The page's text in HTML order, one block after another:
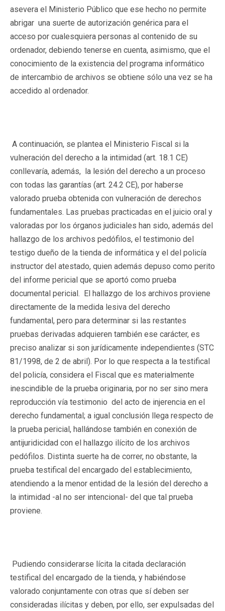
asevera el Ministerio Público que ese hecho no permite
abrigar una suerte de autorización genérica para el
acceso por cualesquiera personas al contenido de su
ordenador, debiendo tenerse en cuenta, asimismo, que el
conocimiento de la existencia del programa informático
de intercambio de archivos se obtiene sólo una vez se ha
accedido al ordenador.
A continuación, se plantea el Ministerio Fiscal si la
vulneración del derecho a la intimidad (art. 18.1 CE)
conllevaría, además, la lesión del derecho a un proceso
con todas las garantías (art. 24.2 CE), por haberse
valorado prueba obtenida con vulneración de derechos
fundamentales. Las pruebas practicadas en el juicio oral y
valoradas por los órganos judiciales han sido, además del
hallazgo de los archivos pedófilos, el testimonio del
testigo dueño de la tienda de informática y el del policía
instructor del atestado, quien además depuso como perito
del informe pericial que se aportó como prueba
documental pericial. El hallazgo de los archivos proviene
directamente de la medida lesiva del derecho
fundamental, pero para determinar si las restantes
pruebas derivadas adquieren también ese carácter, es
preciso analizar si son jurídicamente independientes (STC
81/1998, de 2 de abril). Por lo que respecta a la testifical
del policía, considera el Fiscal que es materialmente
inescindible de la prueba originaria, por no ser sino mera
reproducción vía testimonio del acto de injerencia en el
derecho fundamental; a igual conclusión llega respecto de
la prueba pericial, hallándose también en conexión de
antijuridicidad con el hallazgo ilícito de los archivos
pedófilos. Distinta suerte ha de correr, no obstante, la
prueba testifical del encargado del establecimiento,
atendiendo a la menor entidad de la lesión del derecho a
la intimidad -al no ser intencional- del que tal prueba
proviene.
Pudiendo considerarse lícita la citada declaración
testifical del encargado de la tienda, y habiéndose
valorado conjuntamente con otras que sí deben ser
consideradas ilícitas y deben, por ello, ser expulsadas del